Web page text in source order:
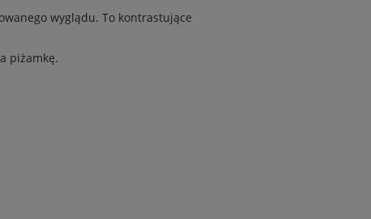
wyglądu. To kontrastujące
piżamkę.